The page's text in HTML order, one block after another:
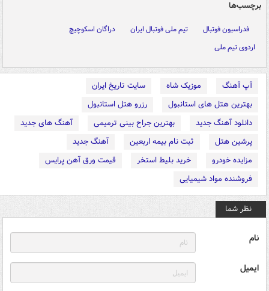
برچسب‌ها
فدراسیون فوتبال تیم ملی فوتبال ایران
دراگان اسکوچیچ
اردوی تیم ملی
آپ آهنگ موزیک شاه
سایت تاریخ ایران
بهترین هتل های استانبول
رزرو هتل استانبول
دانلود آهنگ جدید
بهترین جراح بینی ترمیمی
آهنگ های جدید
پرشین هتل
ثبت نام بیمه اربعین
آهنگ جدید
مزایده خودرو
خرید بلیط استخر
قیمت ورق آهن پرایس
فروشنده مواد شیمیایی
نظر شما
نام
ایمیل